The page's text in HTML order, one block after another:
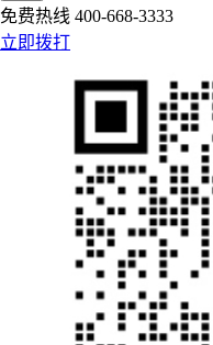
免费热线 400-668-3333
立即拨打